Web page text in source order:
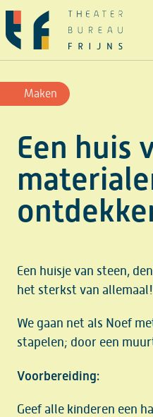
Ga
naar
de
inhoud
Een huis
Maken
Een huisje van steen,
het sterkst van allemaal!
We gaan net als Noef
stapelen; door een
Voorbereiding:
Geef alle kinderen een